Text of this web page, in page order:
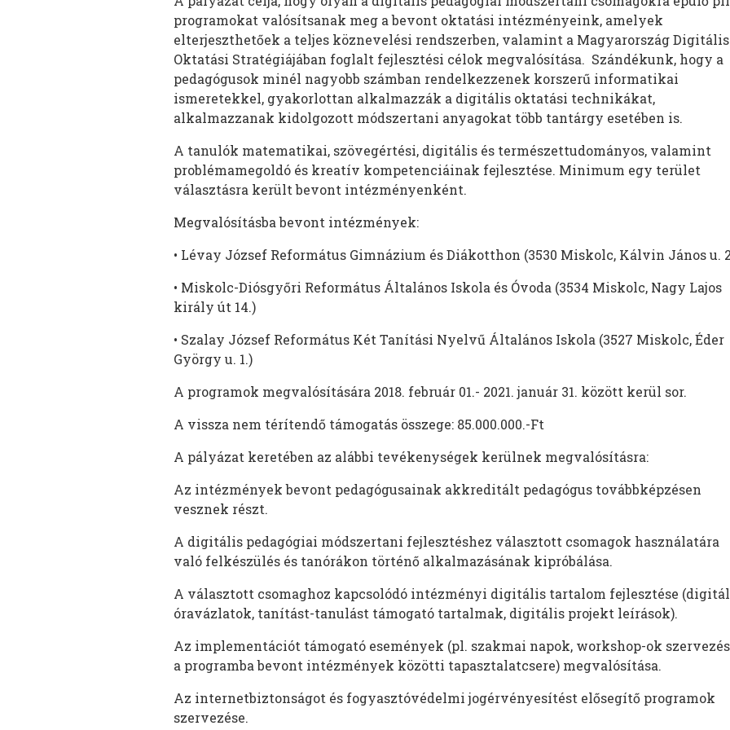
programokat valósítsanak meg a bevont oktatási intézményeink, amelyek
elterjeszthetőek a teljes köznevelési rendszerben, valamint a Magyarország Digitális
Oktatási Stratégiájában foglalt fejlesztési célok megvalósítása. Szándékunk, hogy a
pedagógusok minél nagyobb számban rendelkezzenek korszerű informatikai
ismeretekkel, gyakorlottan alkalmazzák a digitális oktatási technikákat,
alkalmazzanak kidolgozott módszertani anyagokat több tantárgy esetében is.
A tanulók matematikai, szövegértési, digitális és természettudományos, valamint
problémamegoldó és kreatív kompetenciáinak fejlesztése. Minimum egy terület
választásra került bevont intézményenként.
Megvalósításba bevont intézmények:
• Lévay József Református Gimnázium és Diákotthon (3530 Miskolc, Kálvin János u.
• Miskolc-Diósgyőri Református Általános Iskola és Óvoda (3534 Miskolc, Nagy Lajos
király út 14.)
• Szalay József Református Két Tanítási Nyelvű Általános Iskola (3527 Miskolc, Éder
György u. 1.)
A programok megvalósítására 2018. február 01.- 2021. január 31. között kerül sor.
A vissza nem térítendő támogatás összege: 85.000.000.-Ft
A pályázat keretében az alábbi tevékenységek kerülnek megvalósításra:
Az intézmények bevont pedagógusainak akkreditált pedagógus továbbképzésen
vesznek részt.
A digitális pedagógiai módszertani fejlesztéshez választott csomagok használatára
való felkészülés és tanórákon történő alkalmazásának kipróbálása.
A választott csomaghoz kapcsolódó intézményi digitális tartalom fejlesztése
óravázlatok, tanítást-tanulást támogató tartalmak, digitális projekt leírások).
Az implementációt támogató események (pl. szakmai napok, workshop-ok
a programba bevont intézmények közötti tapasztalatcsere) megvalósítása.
Az internetbiztonságot és fogyasztóvédelmi jogérvényesítést elősegítő programok
szervezése.